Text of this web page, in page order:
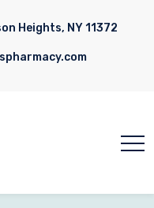
Heights, NY 11372